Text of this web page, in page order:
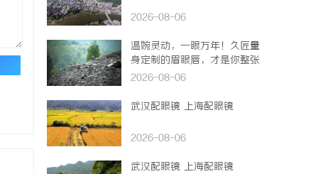
2026-08-06
温婉灵动，一眼万年！久匠量
身定制的眉眼唇，才是你整张
脸的点睛之笔！淡颜系女生的
2026-08-06
武汉配眼镜 上海配眼镜
2026-08-06
武汉配眼镜 上海配眼镜